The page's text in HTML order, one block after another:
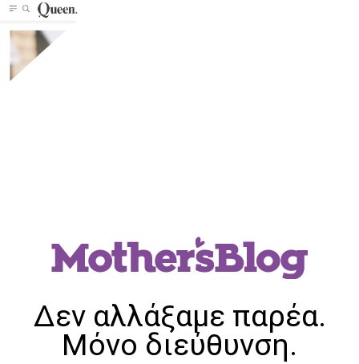
Δεν αλλάξαμε παρέα.
Μόνο διεύθυνση.